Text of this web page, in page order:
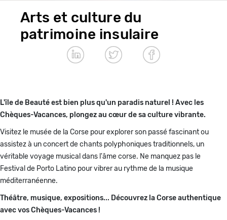
Arts et culture du
patrimoine insulaire
Paragraphes
L'île de Beauté est bien plus qu'un paradis naturel ! Avec les
Chèques-Vacances, plongez au cœur de sa culture vibrante.
Visitez le musée de la Corse pour explorer son passé fascinant ou
assistez à un concert de chants polyphoniques traditionnels, un
véritable voyage musical dans l'âme corse. Ne manquez pas le
Festival de Porto Latino pour vibrer au rythme de la musique
méditerranéenne.
Théâtre, musique, expositions... Découvrez la Corse authentique
avec vos Chèques-Vacances !